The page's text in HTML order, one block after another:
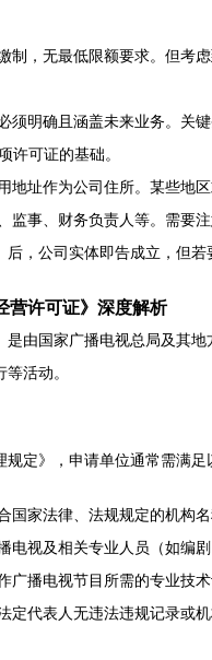
制，无最低限额要求。但考
须明确且涵盖未来业务。关
许可证的基础。
地址作为公司住所。某些地
监事、财务负责人等。需要
后，公司实体即告成立，但
营许可证》深度解析
是由国家广播电视总局及其
活动。
定》，申请单位通常需满足
国家法律、法规规定的机构
电视及相关专业人员（如编
广播电视节目所需的专业技术
定代表人无违法违规记录或